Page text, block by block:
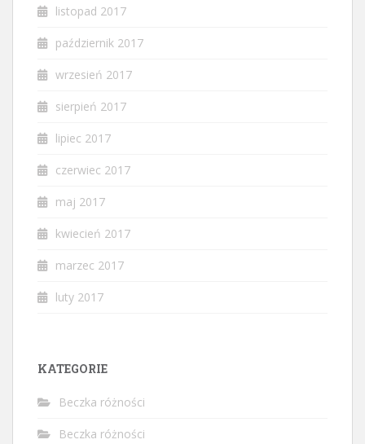
listopad 2017
październik 2017
wrzesień 2017
sierpień 2017
lipiec 2017
czerwiec 2017
maj 2017
kwiecień 2017
marzec 2017
luty 2017
KATEGORIE
Beczka różności
Beczka różności